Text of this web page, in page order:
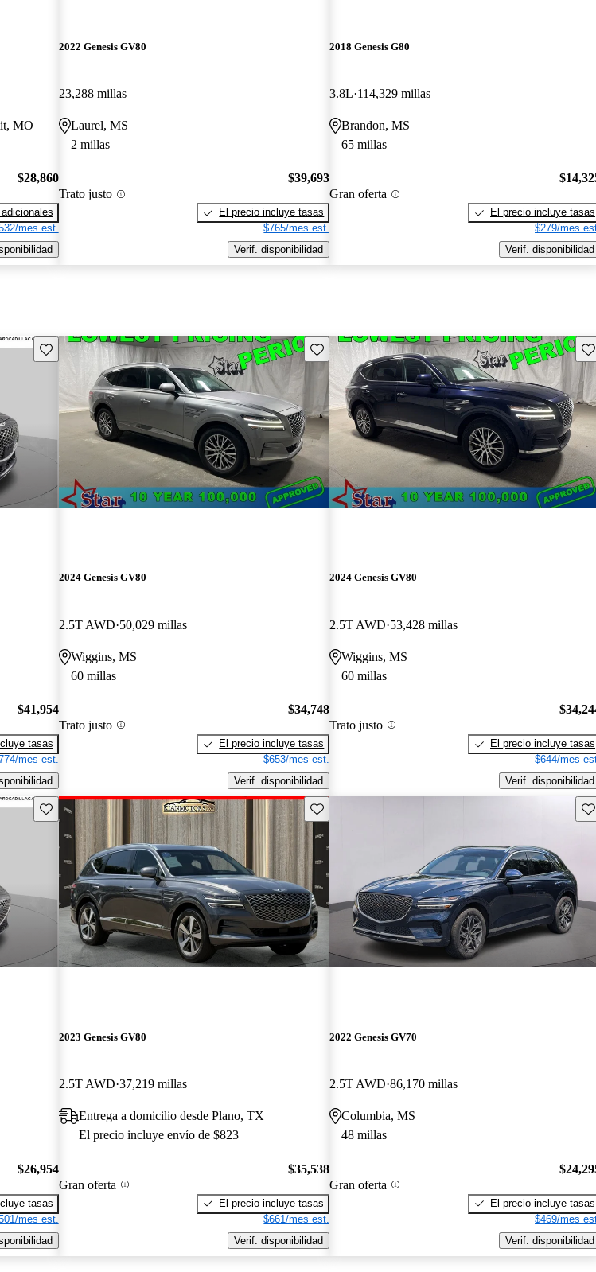
MO
$28,860
mes est.
2022 Genesis GV80
23,288 millas
Laurel, MS
2 millas
Trato justo
$39,693
El precio incluye tasas
$765/mes est.
Verif. disponibilidad
2018 Genesis G80
3.8L 114,329 millas
Brandon, MS
65 millas
Gran oferta
El precio incluye tasas
$279/mes
Verif. disponibilidad
Guarda este Aviso
$41,954
tasas
mes est.
Guarda este Aviso
2024 Genesis GV80
2.5T AWD 50,029 millas
Wiggins, MS
60 millas
Trato justo
$34,748
El precio incluye tasas
$653/mes est.
Verif. disponibilidad
2024 Genesis GV80
2.5T AWD 53,428 millas
Wiggins, MS
60 millas
Trato justo
El precio incluye tasas
$644/mes
Verif. disponibilidad
Guarda este Aviso
$26,954
tasas
mes est.
Guarda este Aviso
2023 Genesis GV80
2.5T AWD 37,219 millas
Entrega a domicilio desde Plano, TX
El precio incluye envío de $823
Gran oferta
$35,538
El precio incluye tasas
$661/mes est.
Verif. disponibilidad
2022 Genesis GV70
2.5T AWD 86,170 millas
Columbia, MS
48 millas
Gran oferta
El precio incluye tasas
$469/mes
Verif. disponibilidad